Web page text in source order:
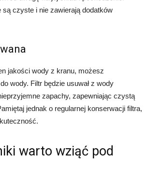
są czyste i nie zawierają dodatków
jakości wody z kranu, możesz
wody. Filtr będzie usuwał z wody
zapachy, zapewniając czystą
jednak o regularnej konserwacji filtra,
warto wziąć pod